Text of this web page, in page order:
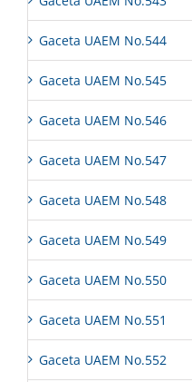
Gaceta UAEM No.544
Gaceta UAEM No.545
Gaceta UAEM No.546
Gaceta UAEM No.547
Gaceta UAEM No.548
Gaceta UAEM No.549
Gaceta UAEM No.550
Gaceta UAEM No.551
Gaceta UAEM No.552